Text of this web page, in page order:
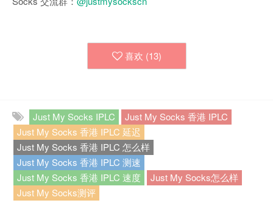
喜欢 (13)
Just My Socks IPLC
Just My Socks 香港 IPLC
Just My Socks 香港 IPLC 延迟
Just My Socks 香港 IPLC 怎么样
Just My Socks 香港 IPLC 测速
Just My Socks 香港 IPLC 速度
Just My Socks怎么样
Just My Socks测评